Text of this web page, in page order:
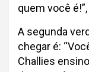
quem você
A segunda
chegar é:
Challies